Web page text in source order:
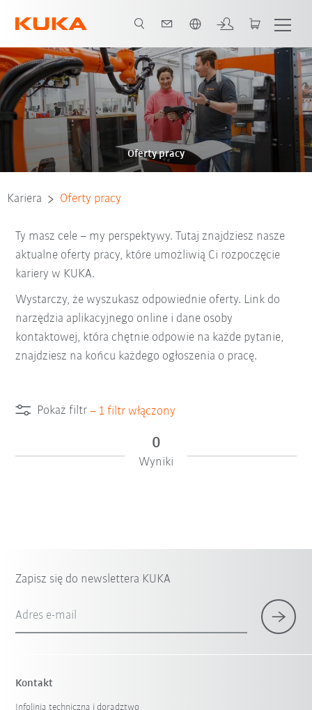
Oferty pracy
Kariera Oferty pracy
Ty masz cele – my perspektywy. Tutaj znajdziesz nasze
aktualne oferty pracy, które umożliwią Ci rozpoczęcie
kariery w KUKA.
Wystarczy, że wyszukasz odpowiednie oferty. Link do
narzędzia aplikacyjnego online i dane osoby
kontaktowej, która chętnie odpowie na każde pytanie,
znajdziesz na końcu każdego ogłoszenia o pracę.
Pokaż filtr – 1 filtr włączony
0
Wyniki
Zapisz się do newslettera KUKA
Adres e-mail
Kontakt
Infolinia techniczna i doradztwo